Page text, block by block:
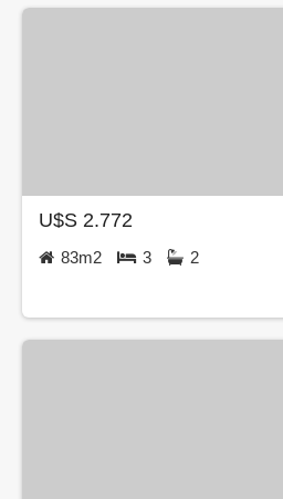
U$S 2.772
83m2 3 2